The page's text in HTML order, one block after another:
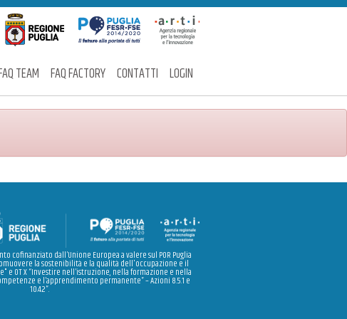
TEAM FAQ FACTORY CONTATTI LOGIN
cofinanziato dall’Unione Europea a valere sul POR Puglia
la sostenibilità e la qualità dell'occupazione e il
e OT X “Investire nell’istruzione, nella formazione e nella
e l’apprendimento permanente” – Azioni 8.5.1 e
10.4.2”.